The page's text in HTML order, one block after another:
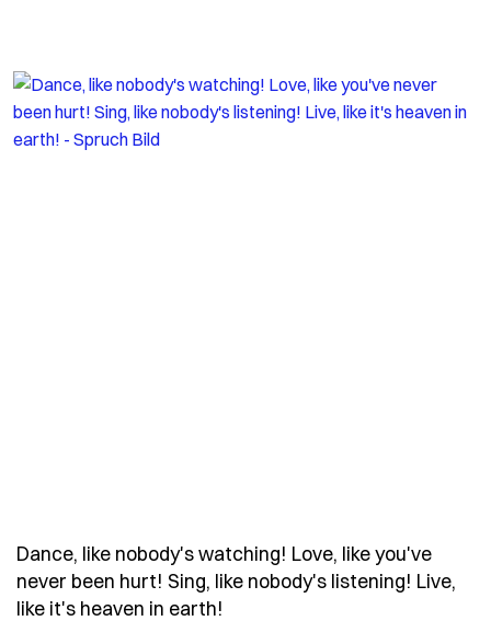
Dance, like nobody's watching! Love, like you've
never been hurt! Sing, like nobody's listening! Live,
like it's heaven in earth!